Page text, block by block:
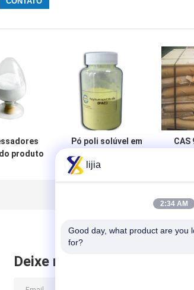
produto
Pó poli solúvel em
água do cloreto
de alumínio dos
CAS
Deixe mensagem
lijia
2:34 AM
Good day, what product are you
for?